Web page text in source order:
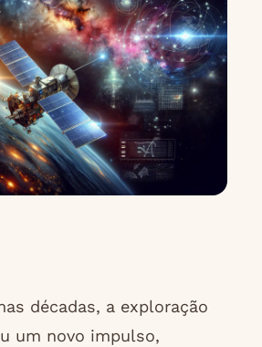
décadas, a exploração
um novo impulso,